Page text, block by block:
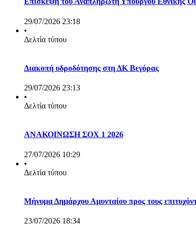
29/07/2026 23:18
•
Δελτία τύπου
Διακοπή υδροδότησης στη ΔΚ Βεγόρας
29/07/2026 23:13
•
Δελτία τύπου
ΑΝΑΚΟΙΝΩΣΗ ΣΟΧ 1 2026
27/07/2026 10:29
•
Δελτία τύπου
Μήνυμα Δημάρχου Αμυνταίου προς τους
23/07/2026 18:34